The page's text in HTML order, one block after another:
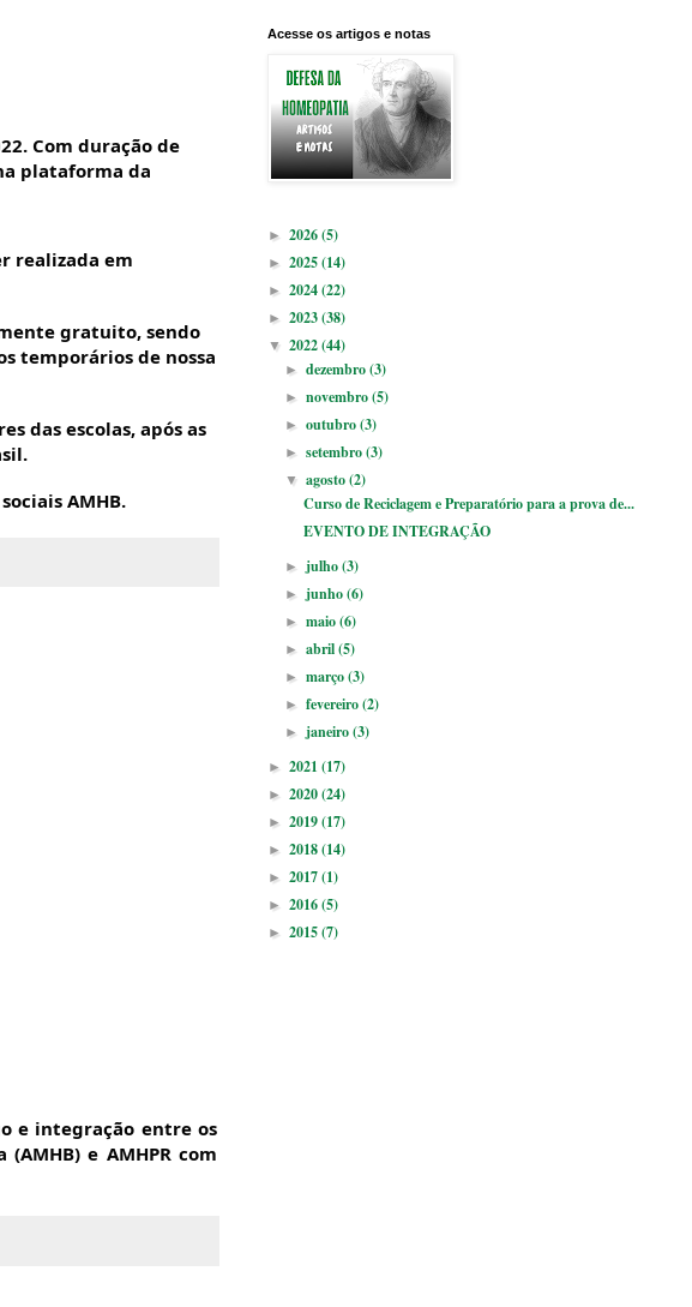
Com duração de
plataforma da
realizada em
gratuito, sendo
temporários de nossa
das escolas, após as
AMHB.
e integração entre os
e AMHPR com
Acesse os artigos e notas
► 2026(5)
► 2025(14)
► 2024(22)
► 2023(38)
▼ 2022(44)
►dezembro(3)
►novembro(5)
►outubro(3)
►setembro(3)
▼agosto(2)
Curso de Reciclagem e Preparatório para a prova de...
EVENTO DE INTEGRAÇÃO
►julho(3)
►junho(6)
►maio(6)
►abril(5)
►março(3)
►fevereiro(2)
►janeiro(3)
► 2021 (17)
► 2020(24)
► 2019(17)
► 2018(14)
► 2017(1)
► 2016(5)
► 2015(7)